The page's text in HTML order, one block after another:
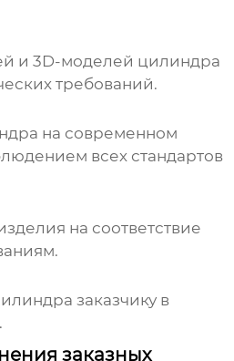
и 3D-моделей цилиндра
требований.
на современном
всех стандартов
на соответствие
заказчику в
заказных